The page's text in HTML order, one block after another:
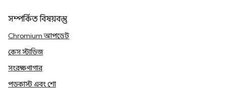
সম্পর্কিত বিষয়বস্তু
Chromium আপডেট
কেস স্টাডিজ
সংরক্ষণাগার
পডকাস্ট এবং শো